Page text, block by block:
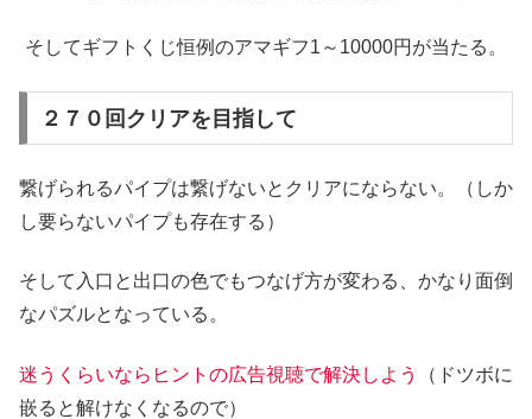
そしてギフトくじ恒例のアマギフ1～10000円が当たる。
２７０回クリアを目指して
繋げられるパイプは繋げないとクリアにならない。（しか
し要らないパイプも存在する）
そして入口と出口の色でもつなげ方が変わる、かなり面倒
なパズルとなっている。
迷うくらいならヒントの広告視聴で解決しよう
（ドツボに
嵌ると解けなくなるので）